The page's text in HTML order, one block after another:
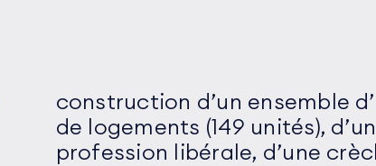
construction d’un ensemble
de logements (149 unités),
profession libérale, d’une